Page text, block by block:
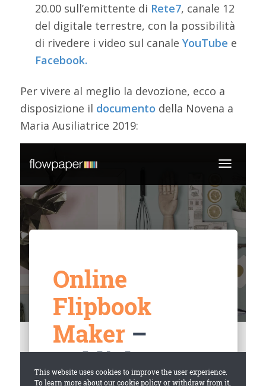
20.00 sull’emittente di Rete7, canale 12
del digitale terrestre, con la possibilità
di rivedere i video sul canale YouTube e
Facebook.
Per vivere al meglio la devozione, ecco a
disposizione il documento della Novena a
Maria Ausiliatrice 2019: